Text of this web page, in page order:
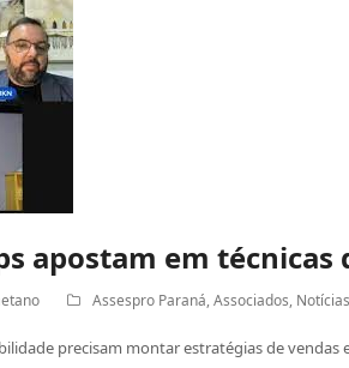
apostam em técnicas
Assespro Paraná,Associados, Notícias
precisam montar estratégias de